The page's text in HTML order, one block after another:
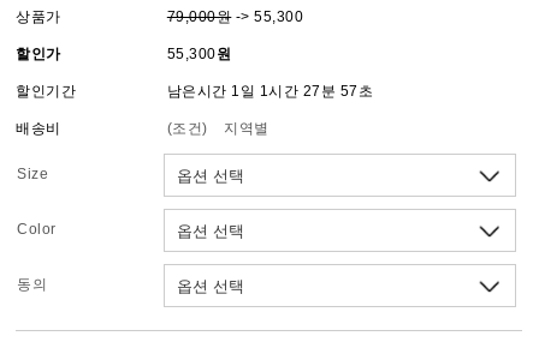
상품가 79,000원-> 55,300
할인가 55,300원
할인기간 남은시간 1일 1시간 27분 57초
배송비 (조건) 지역별
Size
Color
동의